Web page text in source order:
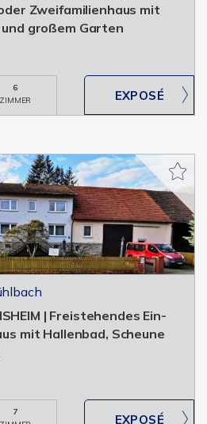
Zweifamilienhaus mit
großem Garten
6
ZIMMER
| Freistehendes Ein-
mit Hallenbad, Scheune
7